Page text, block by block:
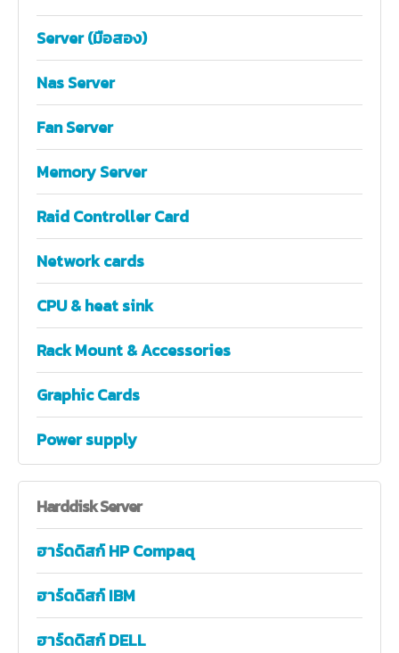
Server (มือสอง)
Nas Server
Fan Server
Memory Server
Raid Controller Card
Network cards
CPU & heat sink
Rack Mount & Accessories
Graphic Cards
Power supply
HarddiskServer
ฮาร์ดดิสก์ HP Compaq
ฮาร์ดดิสก์ IBM
ฮาร์ดดิสก์ DELL